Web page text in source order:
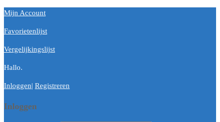
Mijn Account
Favorietenlijst
Vergelijkingslijst
Hallo.
Inloggen| Registreren
Inloggen